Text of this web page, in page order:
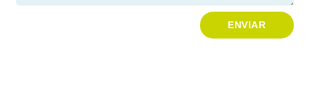
ENVIAR